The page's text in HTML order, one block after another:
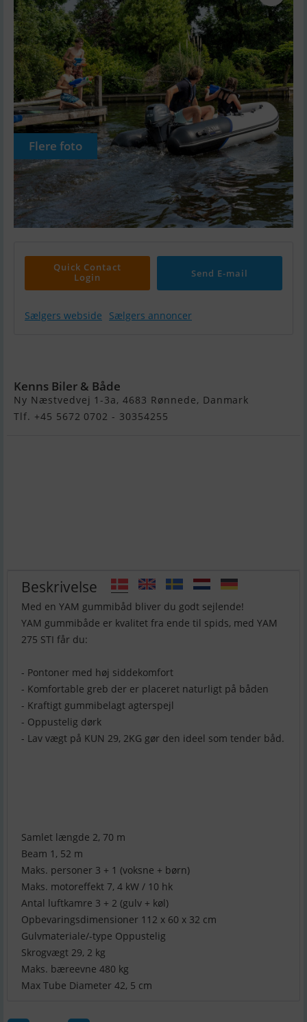
Flere foto
Quick Contact
Login
Send E-mail
Sælgers webside Sælgers annoncer
Kenns Biler & Både
Ny Næstvedvej 1-3a, 4683 Rønnede, Danmark
Tlf. +45 5672 0702 - 30354255
Beskrivelse
Med en YAM gummibåd bliver du godt sejlende!
YAM gummibåde er kvalitet fra ende til spids, med YAM
275 STI får du:
- Pontoner med høj siddekomfort
- Komfortable greb der er placeret naturligt på båden
- Kraftigt gummibelagt agterspejl
- Oppustelig dørk
- Lav vægt på KUN 29, 2KG gør den ideel som tender båd.
Samlet længde 2, 70 m
Beam 1, 52 m
Maks. personer 3 + 1 (voksne + børn)
Maks. motoreffekt 7, 4 kW / 10 hk
Antal luftkamre 3 + 2 (gulv + køl)
Opbevaringsdimensioner 112 x 60 x 32 cm
Gulvmateriale/-type Oppustelig
Skrogvægt 29, 2 kg
Maks. bæreevne 480 kg
Max Tube Diameter 42, 5 cm